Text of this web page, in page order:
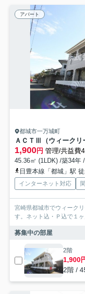
アパート
都城市一万城町
ＡＣＴⅢ（ウィークリ
1,900円 管理/共益費
45.36㎡ (1LDK) /築34年
日豊本線「都城」駅
インターネット対応
宮崎県都城市でウィーク
す。ネット込・Ｐ込で１
募集中の部屋
2階
1,900
2階 /